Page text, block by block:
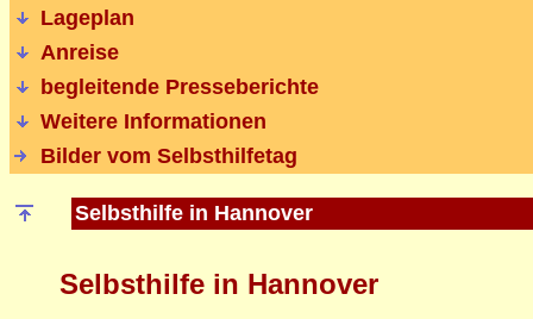
Lageplan
Anreise
begleitende Presseberichte
Weitere Informationen
Bilder vom Selbsthilfetag
Selbsthilfe in Hannover
Selbsthilfe in Hannover